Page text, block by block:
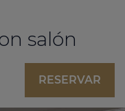
salón
RESERVAR